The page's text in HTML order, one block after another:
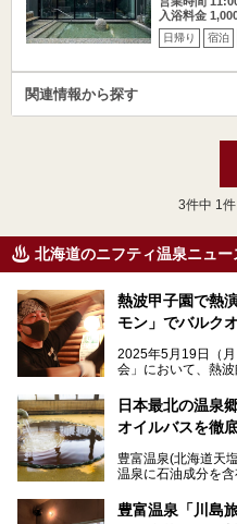
入浴料金
日帰り 宿泊
関連情報から探す
3件中 1
北海道のニフティ温泉ニュー
熱波甲子園で熱
モン」でバルク
2025年5月19日（
会」において、熱
動拠点である北海
スキンケアブラン
限定でプレゼント
で、ぜひお試しく
第終了
───
日本最北の温泉
オイルバスを徹
豊富温泉(北海道天
温泉に石油成分を
に特効があると言
目的で多くの人々
豊富温泉「川島